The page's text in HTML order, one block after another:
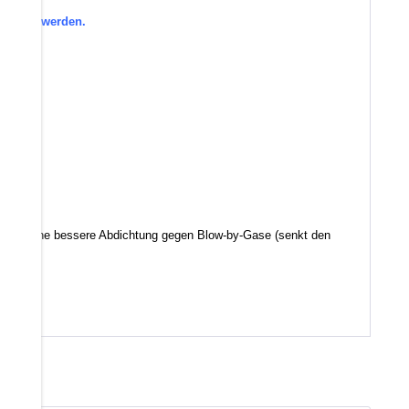
werden.
eine bessere Abdichtung gegen Blow-by-Gase (senkt den